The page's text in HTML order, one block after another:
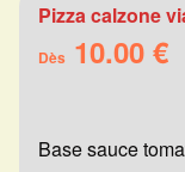
Pizza calzone
Dès 10.00 €
Base sauce